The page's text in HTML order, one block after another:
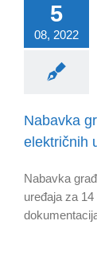
5
08, 2022
Nabavka
električnih
Nabavka
uređaja za